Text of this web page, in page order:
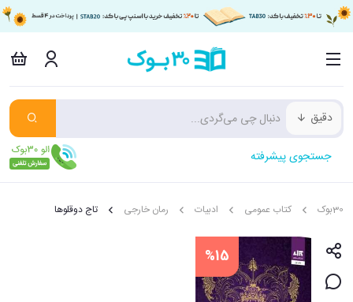
دقیق
جستجوی پیشرفته
30بوک کتاب عمومی ادبیات رمان خارجی تاج دوقلوها
%15